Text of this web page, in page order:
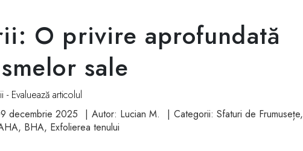
O privire aprofundată
sale
- Evaluează articolul
decembrie 2025
Autor: Lucian M. Categorii: Sfaturi de Frumusețe,
, BHA, Exfolierea tenului